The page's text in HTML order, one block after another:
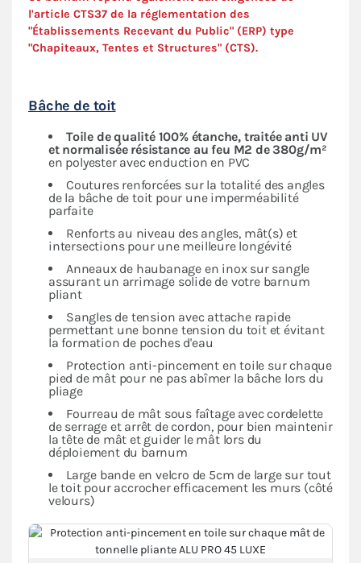
l'article CTS37 de la réglementation des
"Établissements Recevant du Public" (ERP) type
"Chapiteaux, Tentes et Structures" (CTS).
Bâche de toit
Toile de qualité 100% étanche, traitée anti UV
et normalisée résistance au feu M2 de 380g/m²
en polyester avec enduction en PVC
Coutures renforcées sur la totalité des angles
de la bâche de toit pour une imperméabilité
parfaite
Renforts au niveau des angles, mât(s) et
intersections pour une meilleure longévité
Anneaux de haubanage en inox sur sangle
assurant un arrimage solide de votre barnum
pliant
Sangles de tension avec attache rapide
permettant une bonne tension du toit et évitant
la formation de poches d'eau
Protection anti-pincement en toile sur chaque
pied de mât pour ne pas abîmer la bâche lors du
pliage
Fourreau de mât sous faîtage avec cordelette
de serrage et arrêt de cordon, pour bien maintenir
la tête de mât et guider le mât lors du
déploiement du barnum
Large bande en velcro de 5cm de large sur tout
le toit pour accrocher efficacement les murs (côté
velours)